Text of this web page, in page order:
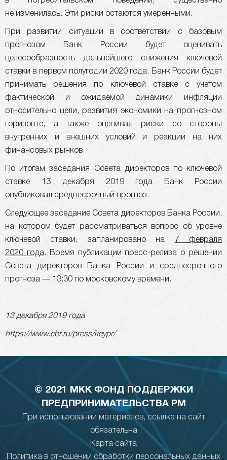
не изменилась. Эти риски остаются умеренными.
При развитии ситуации в соответствии с базовым
прогнозом Банк России будет оценивать
целесообразность дальнейшего снижения ключевой
ставки в первом полугодии 2020 года. Банк России будет
принимать решения по ключевой ставке с учетом
фактической и ожидаемой динамики инфляции
относительно цели, развития экономики на прогнозном
горизонте, а также оценивая риски со стороны
внутренних и внешних условий и реакции на них
финансовых рынков.
По итогам заседания Совета директоров по ключевой
ставке 13 декабря 2019 года Банк России
опубликовал среднесрочный прогноз .
Следующее заседание Совета директоров Банка России,
на котором будет рассматриваться вопрос об уровне
ключевой ставки, запланировано на
7 февраля
2020 года. Время публикации пресс-релиза о решении
Совета директоров Банка России и среднесрочного
прогноза — 13:30 по московскому времени.
13 декабря 2019 года
https://www.cbr.ru/press/keypr/
© 2021 МКК ФОНД ПОДДЕРЖКИ
ПРЕДПРИНИМАТЕЛЬСТВА РМ
При использовании материалов, ссылка на сайт
обязательна
Карта сайта
Политика в отношении обработки персональных данных